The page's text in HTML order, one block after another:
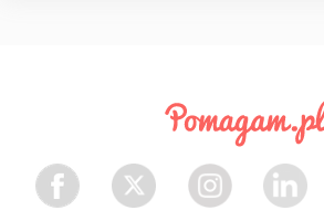
Facebook Twitter Instagram LinkedIn